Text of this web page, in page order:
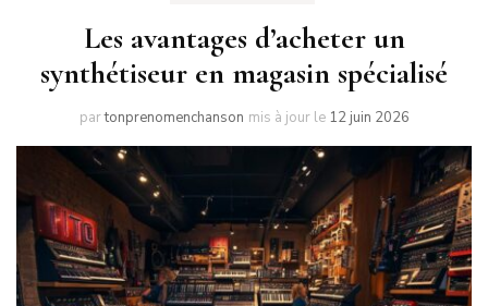
Les avantages d’acheter un
synthétiseur en magasin spécialisé
partonprenomenchanson mis à jour le 12 juin 2026